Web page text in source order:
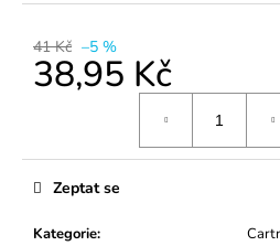
41 Kč –5 %
38,95 Kč
Kategorie:
Zeptat se
e
m
1007RLL
43